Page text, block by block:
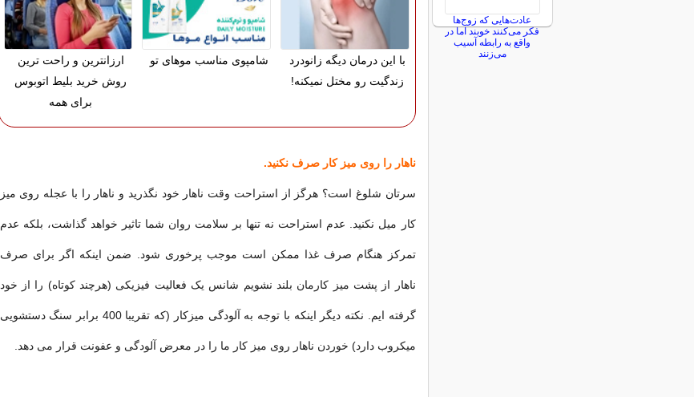
با این درمان دیگه زانودرد
زندگیت رو مختل نمیکنه!
شامپوی مناسب موهای تو
ارزانترین و راحت ترین
روش خرید بلیط اتوبوس
برای همه
ناهار را روی میز کار صرف نکنید.
سرتان شلوغ است؟ هرگز از استراحت وقت ناهار خود نگذرید و ناهار را با عجله روی میز
کار میل نکنید. عدم استراحت نه تنها بر سلامت روان شما تاثیر خواهد گذاشت، بلکه عدم
تمرکز هنگام صرف غذا ممکن است موجب پرخوری شود. ضمن اینکه اگر برای صرف
ناهار از پشت میز کارمان بلند نشویم شانس یک فعالیت فیزیکی (هرچند کوتاه) را از خود
گرفته ایم. نکته دیگر اینکه با توجه به آلودگی میزکار (که تقریبا 400 برابر سنگ دستشویی
میکروب دارد) خوردن ناهار روی میز کار ما را در معرض آلودگی و عفونت قرار می دهد.
عادت‌هایی که زوج‌ها
فکر می‌کنند خوبند اما در
واقع به رابطه آسیب
می‌زنند